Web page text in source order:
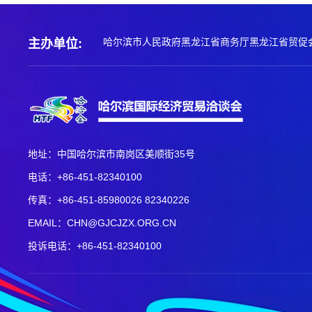
主办单位: 哈尔滨市人民政府黑龙江省商务厅黑龙江省贸促
地址：中国哈尔滨市南岗区美顺街35号
电话：+86-451-82340100
传真：+86-451-85980026 82340226
EMAIL：CHN@GJCJZX.ORG.CN
投诉电话：+86-451-82340100